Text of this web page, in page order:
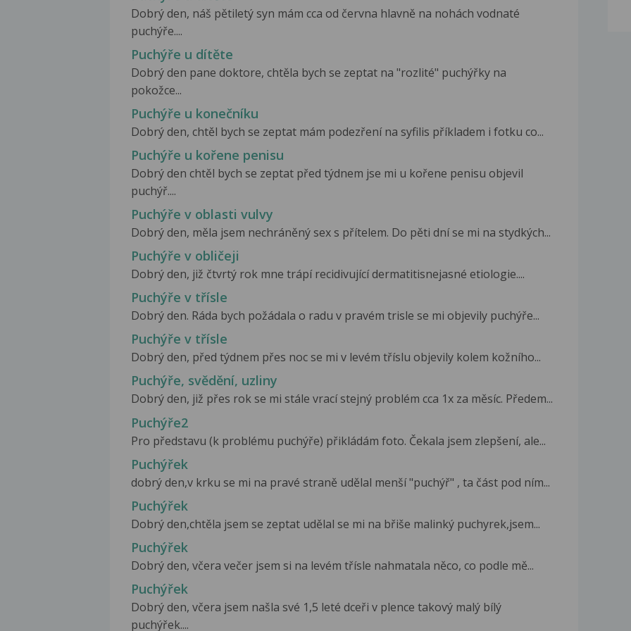
Dobrý den, náš pětiletý syn mám cca od června hlavně na nohách vodnaté
puchýře....
Puchýře u dítěte
Dobrý den pane doktore, chtěla bych se zeptat na "rozlité" puchýřky na
pokožce...
Puchýře u konečníku
Dobrý den, chtěl bych se zeptat mám podezření na syfilis příkladem i fotku co...
Puchýře u kořene penisu
Dobrý den chtěl bych se zeptat před týdnem jse mi u kořene penisu objevil
puchýř....
Puchýře v oblasti vulvy
Dobrý den, měla jsem nechráněný sex s přítelem. Do pěti dní se mi na stydkých...
Puchýře v obličeji
Dobrý den, již čtvrtý rok mne trápí recidivující dermatitisnejasné etiologie....
Puchýře v třísle
Dobrý den. Ráda bych požádala o radu v pravém trisle se mi objevily puchýře...
Puchýře v třísle
Dobrý den, před týdnem přes noc se mi v levém tříslu objevily kolem kožního...
Puchýře, svědění, uzliny
Dobrý den, již přes rok se mi stále vrací stejný problém cca 1x za měsíc. Předem...
Puchýře2
Pro představu (k problému puchýře) přikládám foto. Čekala jsem zlepšení, ale...
Puchýřek
dobrý den,v krku se mi na pravé straně udělal menší "puchýř" , ta část pod ním...
Puchýřek
Dobrý den,chtěla jsem se zeptat udělal se mi na břiše malinký puchyrek,jsem...
Puchýřek
Dobrý den, včera večer jsem si na levém třísle nahmatala něco, co podle mě...
Puchýřek
Dobrý den, včera jsem našla své 1,5 leté dceři v plence takový malý bílý
puchýřek....